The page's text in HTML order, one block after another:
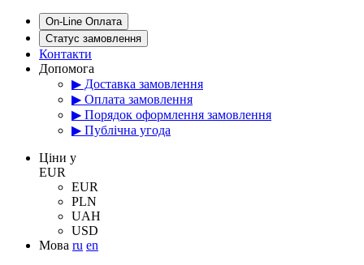
On-Line Оплата
Статус замовлення
Контакти
Допомога
▶ Доставка замовлення
▶ Оплата замовлення
▶ Порядок оформлення замовлення
▶ Публічна угода
Цiни у
EUR
EUR
PLN
UAH
USD
Мова ru en